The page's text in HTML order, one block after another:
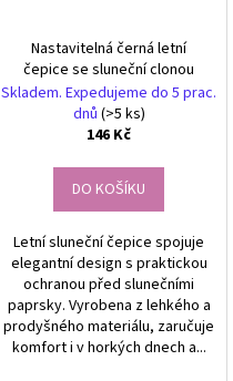
Nastavitelná černá letní
čepice se sluneční clonou
Skladem. Expedujeme do 5 prac.
dnů (>5 ks)
146 Kč
DO KOŠÍKU
Letní sluneční čepice spojuje
elegantní design s praktickou
ochranou před slunečními
paprsky. Vyrobena z lehkého a
prodyšného materiálu, zaručuje
komfort i v horkých dnech a...